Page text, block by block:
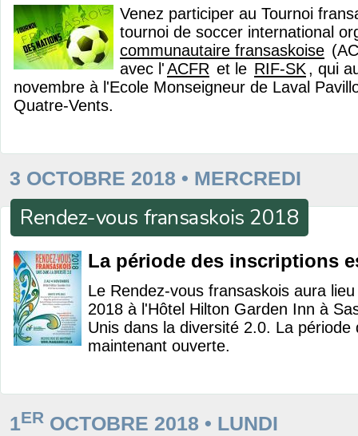
Venez participer au Tournoi
tournoi de soccer international
communautaire fransaskoise
avec l'ACFR et le RIF-SK, qui
novembre à l'Ecole Monseigneur de Laval
Quatre-Vents.
3 OCTOBRE 2018 • MERCREDI
Rendez-vous fransaskois 2018
La période des inscriptions
Le Rendez-vous fransaskois aura
2018 à l'Hôtel Hilton Garden Inn à
Unis dans la diversité 2.0. La période
maintenant ouverte.
1ER OCTOBRE 2018 • LUNDI